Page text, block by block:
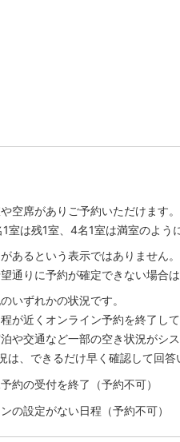
空席がありご予約いただけます。
室は残1室、4名1室は満室のよう
あるという表示ではありません
通りに予約が確定できない場合
いずれかの状況です。
程が近くオンライン予約を終了し
泊や交通など一部の空き状況がシ
は、できるだけ早く確認して回答
約の受付を終了（予約不可）
の設定がない日程（予約不可）